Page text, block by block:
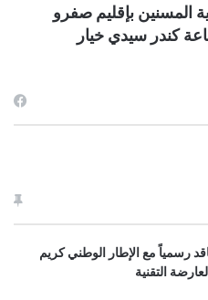
المسنين بإقليم صفرو
كندر سيدي خيار
رسمياً مع الإطار الوطني كريم
التقنية